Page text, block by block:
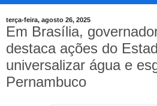
terça-feira, agosto 26, 2025
Em Brasília,
destaca ações do
universalizar água e
Pernambuco